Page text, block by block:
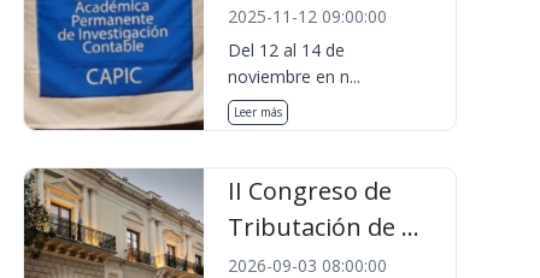
2025-11-12 09:00:00
Del 12 al 14 de
noviembre en n...
Leer más
II Congreso de
Tributación de ...
2026-09-03 08:00:00